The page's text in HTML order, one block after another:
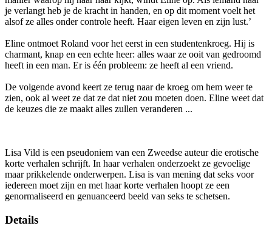
je verlangt heb je de kracht in handen, en op dit moment voelt het
alsof ze alles onder controle heeft. Haar eigen leven en zijn lust.’
Eline ontmoet Roland voor het eerst in een studentenkroeg. Hij is
charmant, knap en een echte heer: alles waar ze ooit van gedroomd
heeft in een man. Er is één probleem: ze heeft al een vriend.
De volgende avond keert ze terug naar de kroeg om hem weer te
zien, ook al weet ze dat ze dat niet zou moeten doen. Eline weet dat
de keuzes die ze maakt alles zullen veranderen ...
Lisa Vild is een pseudoniem van een Zweedse auteur die erotische
korte verhalen schrijft. In haar verhalen onderzoekt ze gevoelige
maar prikkelende onderwerpen. Lisa is van mening dat seks voor
iedereen moet zijn en met haar korte verhalen hoopt ze een
genormaliseerd en genuanceerd beeld van seks te schetsen.
Details